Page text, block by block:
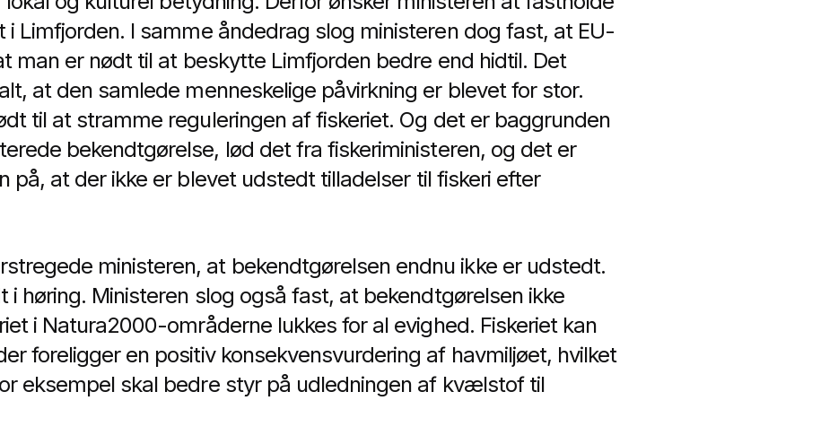
i Limfjorden. I samme åndedrag slog ministeren dog fast, at EU-
man er nødt til at beskytte Limfjorden bedre end hidtil. Det
at den samlede menneskelige påvirkning er blevet for stor.
til at stramme reguleringen af fiskeriet. Og det er baggrunden
bekendtgørelse, lød det fra fiskeriministeren, og det er
på, at der ikke er blevet udstedt tilladelser til fiskeri efter
ministeren, at bekendtgørelsen endnu ikke er udstedt.
i høring. Ministeren slog også fast, at bekendtgørelsen ikke
i Natura2000-områderne lukkes for al evighed. Fiskeriet kan
foreligger en positiv konsekvensvurdering af havmiljøet, hvilket
eksempel skal bedre styr på udledningen af kvælstof til